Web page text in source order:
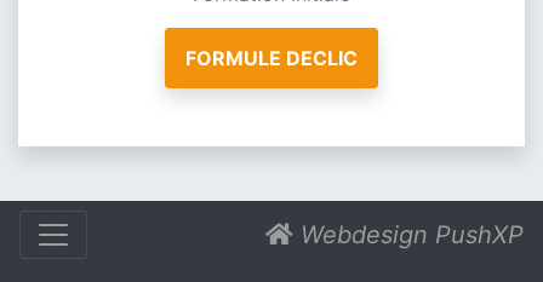
FORMULE DECLIC
Webdesign PushXP